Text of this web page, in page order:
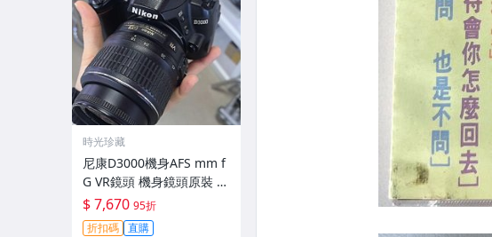
時光珍藏
尼康D3000機身AFS mm f
G VR鏡頭 機身鏡頭原裝 無
拆修無翻新 有輕微使用痕
跡 鏡頭-3430
$ 7,670 95折
折扣碼 直購